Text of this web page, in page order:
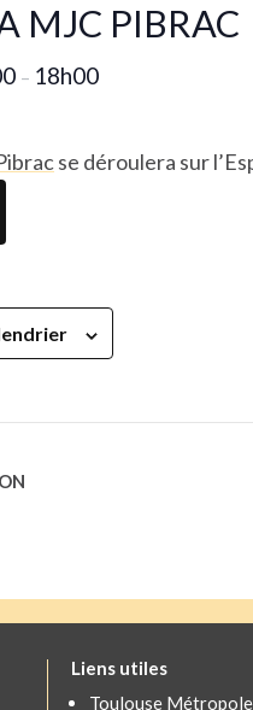
MJC PIBRAC
– 18h00
se déroulera sur
Liens utiles
Toulouse Métropole